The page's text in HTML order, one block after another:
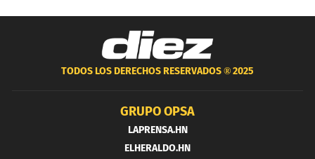
TODOS LOS DERECHOS RESERVADOS ®2025
GRUPO OPSA
LAPRENSA.HN
ELHERALDO.HN